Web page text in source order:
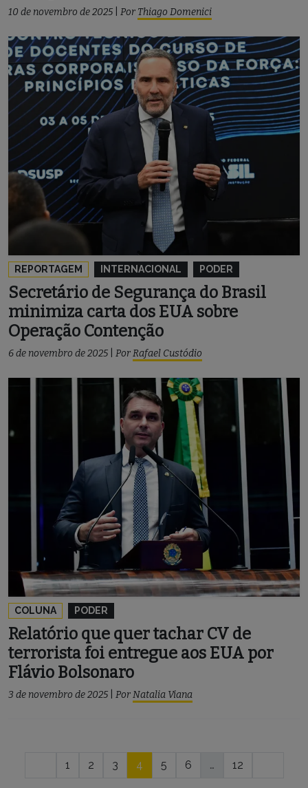
10 de novembro de 2025 Por Thiago Domenici
REPORTAGEM INTERNACIONAL PODER
Secretário de Segurança do Brasil
minimiza carta dos EUA sobre
Operação Contenção
6 de novembro de 2025 PorRafael Custódio
COLUNA PODER
Relatório que quer tachar CV de
terrorista foi entregue aos EUA por
Flávio Bolsonaro
3 de novembro de 2025 PorNatalia Viana
Navegação
1 2 3 4 5 6 … 12